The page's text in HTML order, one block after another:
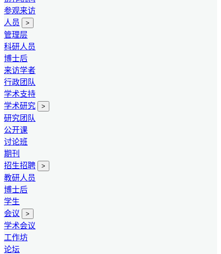
参观来访
人员
>
管理层
科研人员
博士后
来访学者
行政团队
学术支持
学术研究
>
研究团队
公开课
讨论班
期刊
招生招聘
>
教研人员
博士后
学生
会议
>
学术会议
工作坊
论坛